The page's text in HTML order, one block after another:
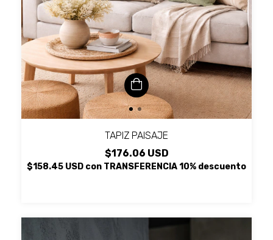
TAPIZ PAISAJE
$176.06 USD
$158.45 USD con TRANSFERENCIA 10% descuento